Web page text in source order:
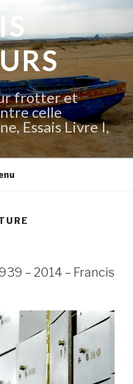
frotter et
celle
Essais Livre I,
– 2014 – Francis